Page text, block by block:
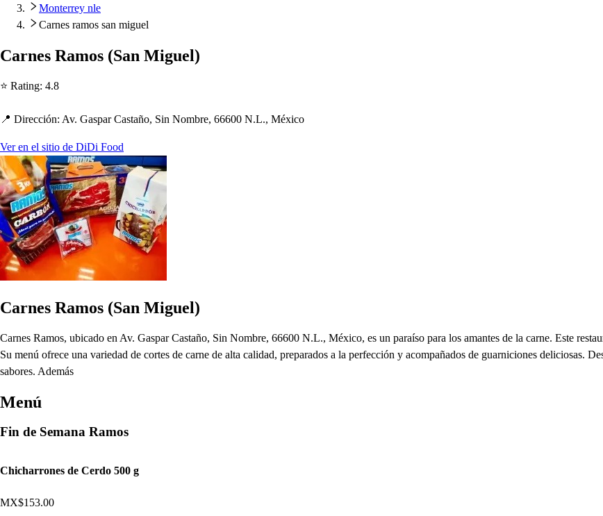
Monterrey nle
Carnes ramos san miguel
Carnes Ramos (San Miguel)
⭐ Rating: 4.8
📍 Dirección: Av. Gaspar Castaño, Sin Nombre, 66600 N.L., México
Ver en el sitio de DiDi Food
Carnes Ramos (San Miguel)
Carnes Ramos, ubicado en Av. Gaspar Castaño, Sin Nombre, 66600 N.L., México, es un paraíso para los amantes de la carne. Este
Su menú ofrece una variedad de cortes de carne de alta calidad, preparados a la perfección y acompañados de guarniciones deliciosas.
sabores. Además
Menú
Fin de Semana Ramos
Chicharrones de Cerdo 500 g
MX$153.00